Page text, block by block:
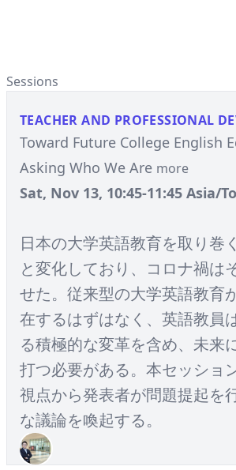
Sessions
TEACHER AND PROFESSIONAL
Toward Future College English
Asking Who We Are more
Sat, Nov 13, 10:45-11:45 Asia/
日本の大学英語教育を取り巻
と変化しており、コロナ禍は
せた。従来型の大学英語教育
在するはずはなく、英語教員
る積極的な変革を含め、未来
打つ必要がある。本セッショ
視点から発表者が問題提起を
な議論を喚起する。